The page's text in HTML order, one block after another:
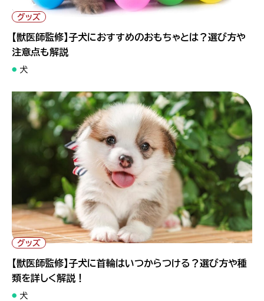
" alt="【獣医師監修】子犬におすすめのおもちゃとは？選び方や注
意点も解説">
グッズ
【獣医師監修】子犬におすすめのおもちゃとは？選び方や
注意点も解説
犬
" alt="【獣医師監修】子犬に首輪はいつからつける？選び方や種
類を詳しく解説！">
グッズ
【獣医師監修】子犬に首輪はいつからつける？選び方や種
類を詳しく解説！
犬